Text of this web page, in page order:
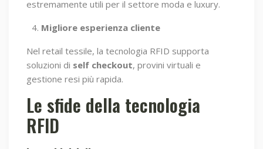
estremamente utili per il settore moda e luxury.
Migliore esperienza cliente
Nel retail tessile, la tecnologia RFID supporta
soluzioni di self checkout, provini virtuali e
gestione resi più rapida.
Le sfide della tecnologia
RFID